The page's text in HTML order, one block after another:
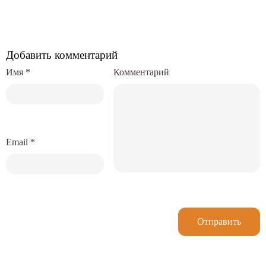
Добавить комментарий
Комментарий
Имя *
Email *
Отправить